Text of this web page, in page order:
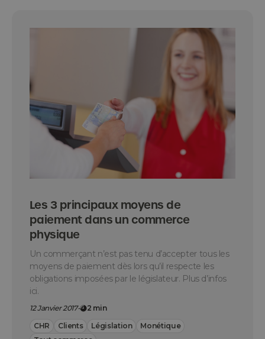
Les 3 principaux moyens de
paiement dans un commerce
physique
Un commerçant n’est pas tenu d’accepter tous les
moyens de paiement dès lors qu’il respecte les
obligations imposées par le législateur. Plus d’infos
ici.
12 Janvier 2017-
2 min
CHR
Clients Législation
Monétique